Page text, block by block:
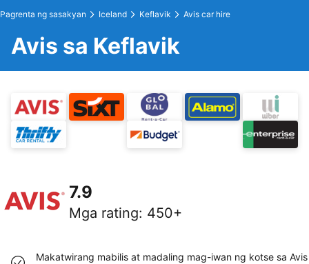
Pagrenta ng sasakyan Iceland Keflavik Avis car hire
Avis sa Keflavik
7.9
Mga rating: 450+
Makatwirang mabilis at madaling mag-iwan ng kotse sa Avis